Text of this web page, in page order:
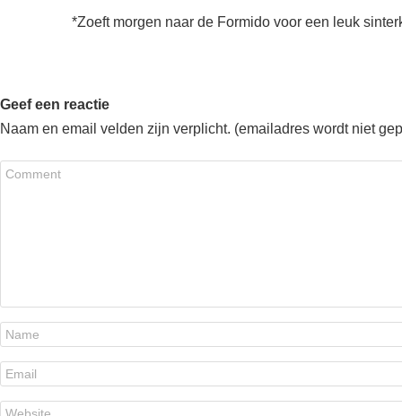
*Zoeft morgen naar de Formido voor een leuk
Geef een reactie
Naam en email velden zijn verplicht. (emailadres wordt niet